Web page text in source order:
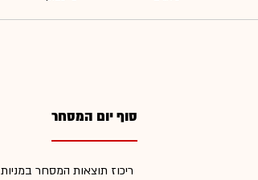
סוף יום המסחר
ריכוז תוצאות המסחר במניות